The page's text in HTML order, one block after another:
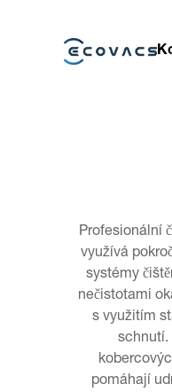
Profesionální
využívá
systémy
nečistotami
s využitím
schnutí.
pomáhají